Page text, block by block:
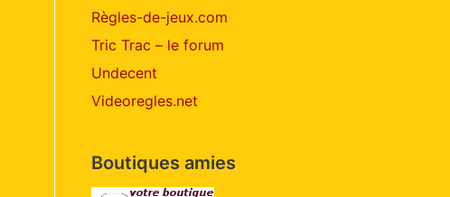
Règles-de-jeux.com
Tric Trac – le forum
Undecent
Videoregles.net
Boutiques amies